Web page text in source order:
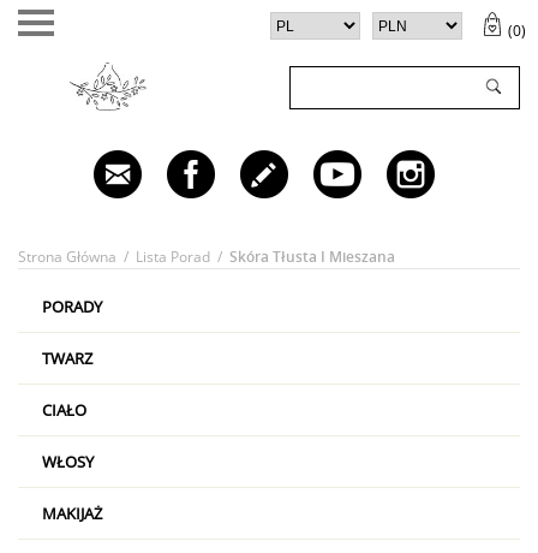
(0)
✕
TWÓJ KOSZYK (
Twój koszyk jest pusty
Strona Główna / Lista Porad / Skóra Tłusta I Mieszana
PORADY
TWARZ
CIAŁO
WŁOSY
MAKIJAŻ